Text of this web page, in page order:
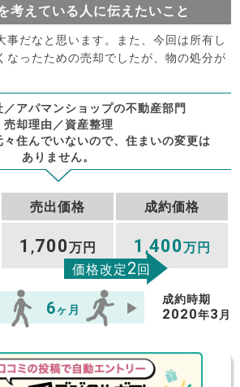
考えている人に伝えたいこと
事だなと思います。また、今回は所有し
なったための売却でしたが、物の処分が
アパマンショップの不動産部門
売却理由／資産整理
住んでいないので、住まいの変更は
ありません。
売出価格 成約価格
1 ,700万円 1 ,400万円
価格改定2回
6ヶ月
成約時期
2020年3 月